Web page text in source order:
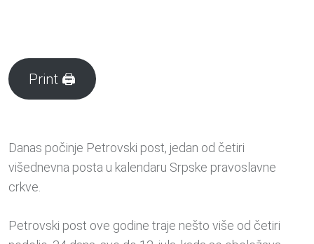
Print 🖨
Danas počinje Petrovski post, jedan od četiri
višednevna posta u kalendaru Srpske pravoslavne
crkve.
Petrovski post ove godine traje nešto više od četiri